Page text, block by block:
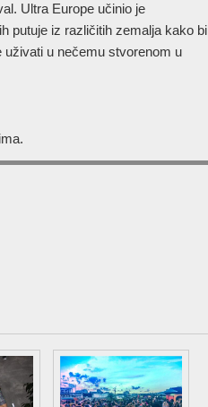
Ultra Europe učinio je
putuje iz različitih zemalja kako bi
uživati u nečemu stvorenom u